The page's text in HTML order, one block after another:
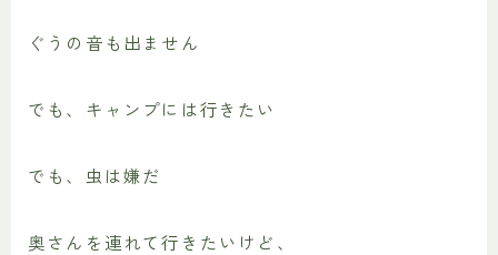
ぐうの音も出ません
でも、キャンプには行きたい
でも、虫は嫌だ
奥さんを連れて行きたいけど、